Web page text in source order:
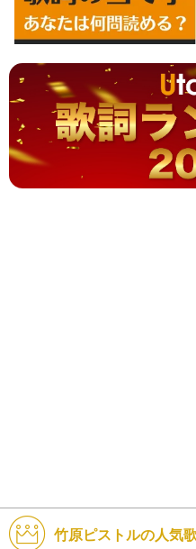
竹原ピストルの人気